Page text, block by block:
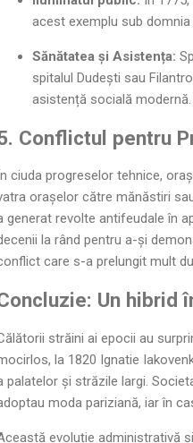
acest exemplu sub
Sănătatea și Asistența:
spitalul Dudești sau
asistență socială modernă.
Conflictul pentru
ciuda progreselor tehnice,
orașelor către mănăstiri
generat revolte antifeudale în
la rând pentru a-și
care s-a prelungit mult
Un hibrid
străini ai epocii au
la 1820 Ignatie
palatelor și străzile largi.
moda pariziană, iar în
evoluție administrativă